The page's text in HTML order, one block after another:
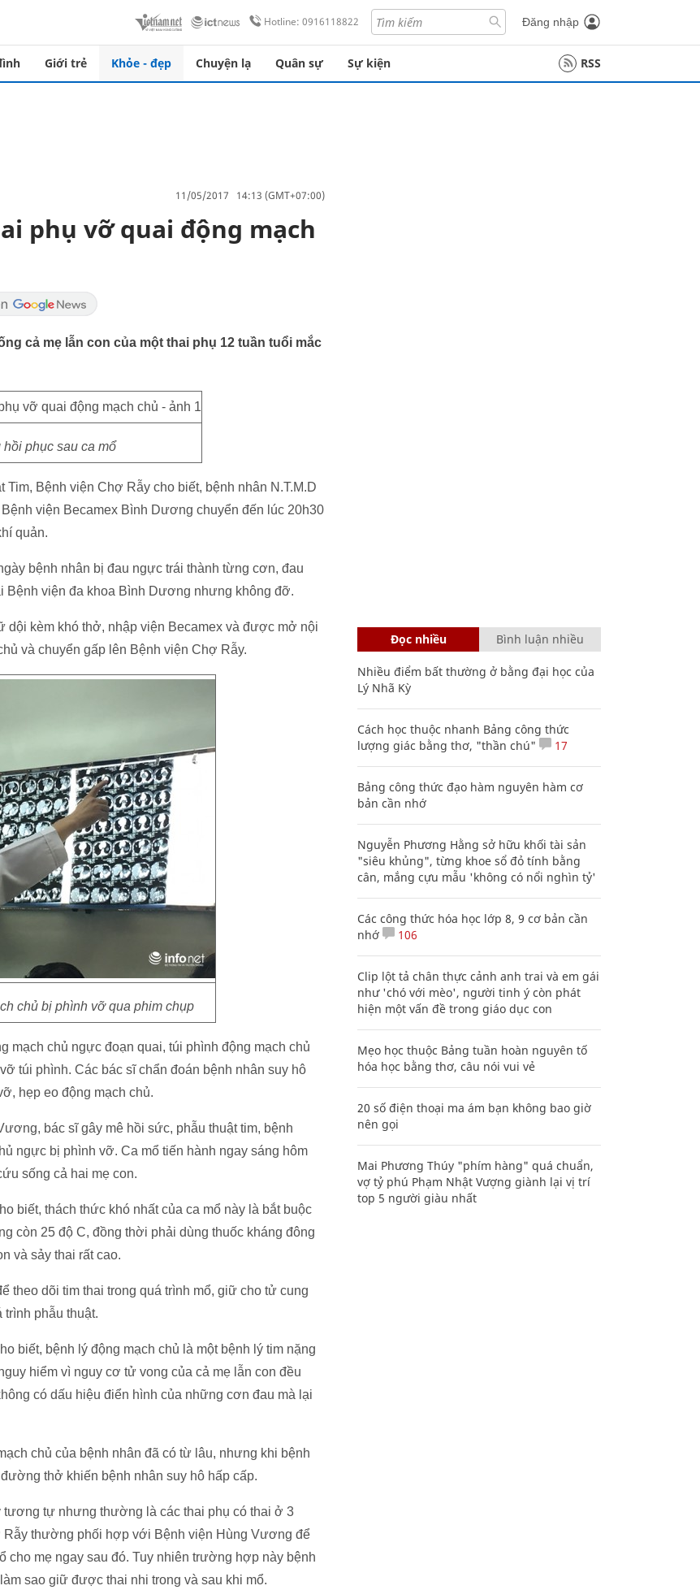
Hotline: 0916118822 Đăng nhập
Giới trẻ Khỏe - đẹp Chuyện lạ Quân sự Sự kiện RSS
11/05/2017 14:13 (GMT+07:00)
phụ vỡ quai động mạch
cả mẹ lẫn con của một thai phụ 12 tuần tuổi mắc
phục sau ca mổ
Tim, Bệnh viện Chợ Rẫy cho biết, bệnh nhân N.T.M.D
viện Becamex Bình Dương chuyển đến lúc 20h30
quản.
bệnh nhân bị đau ngực trái thành từng cơn, đau
Bệnh viện đa khoa Bình Dương nhưng không đỡ.
dội kèm khó thở, nhập viện Becamex và được mở nội
và chuyển gấp lên Bệnh viện Chợ Rẫy.
chủ bị phình vỡ qua phim chụp
mạch chủ ngực đoạn quai, túi phình động mạch chủ
túi phình. Các bác sĩ chẩn đoán bệnh nhân suy hô
hẹp eo động mạch chủ.
bác sĩ gây mê hồi sức, phẫu thuật tim, bệnh
ngực bị phình vỡ. Ca mổ tiến hành ngay sáng hôm
sống cả hai mẹ con.
biết, thách thức khó nhất của ca mổ này là bắt buộc
còn 25 độ C, đồng thời phải dùng thuốc kháng đông
và sảy thai rất cao.
theo dõi tim thai trong quá trình mổ, giữ cho tử cung
trình phẫu thuật.
biết, bệnh lý động mạch chủ là một bệnh lý tim nặng
hiểm vì nguy cơ tử vong của cả mẹ lẫn con đều
có dấu hiệu điển hình của những cơn đau mà lại
chủ của bệnh nhân đã có từ lâu, nhưng khi bệnh
thở khiến bệnh nhân suy hô hấp cấp.
tự nhưng thường là các thai phụ có thai ở 3
thường phối hợp với Bệnh viện Hùng Vương để
cho mẹ ngay sau đó. Tuy nhiên trường hợp này bệnh
sao giữ được thai nhi trong và sau khi mổ.
Đọc nhiều Bình luận nhiều
Nhiều điểm bất thường ở bằng đại học của
Lý Nhã Kỳ
Cách học thuộc nhanh Bảng công thức
lượng giác bằng thơ, "thần chú"
17
Bảng công thức đạo hàm nguyên hàm cơ
bản cần nhớ
Nguyễn Phương Hằng sở hữu khối tài sản
"siêu khủng", từng khoe sổ đỏ tính bằng
cân, mắng cựu mẫu 'không có nổi nghìn tỷ'
Các công thức hóa học lớp 8, 9 cơ bản cần
nhớ
106
Clip lột tả chân thực cảnh anh trai và em gái
như 'chó với mèo', người tinh ý còn phát
hiện một vấn đề trong giáo dục con
Mẹo học thuộc Bảng tuần hoàn nguyên tố
hóa học bằng thơ, câu nói vui vẻ
20 số điện thoại ma ám bạn không bao giờ
nên gọi
Mai Phương Thúy "phím hàng" quá chuẩn,
vợ tỷ phú Phạm Nhật Vượng giành lại vị trí
top 5 người giàu nhất